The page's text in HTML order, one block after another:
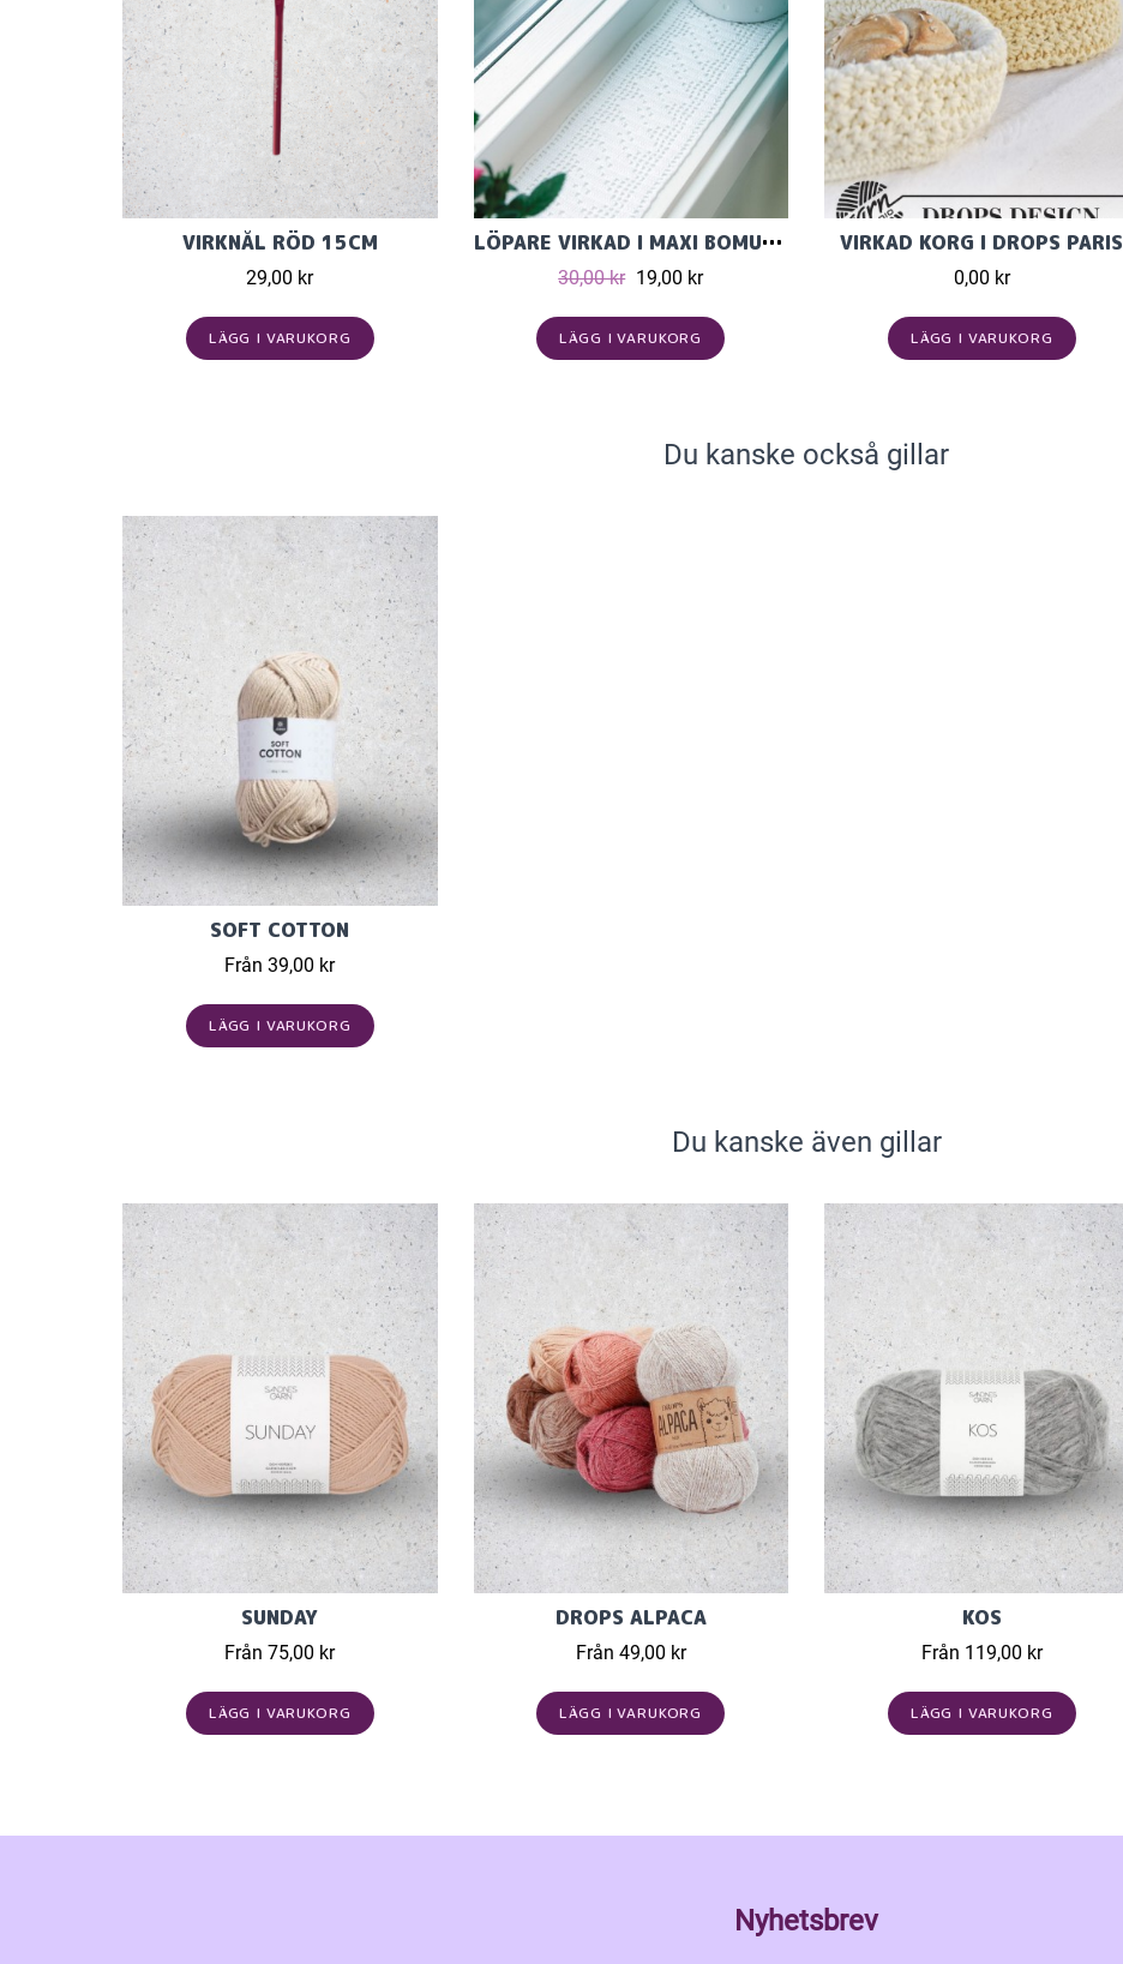
VIRKNÅL RÖD 15CM
29,00 kr
LÄGG I VARUKORG
LÖPARE VIRKAD I MAXI BOMULLSGARN FRÅN SVARTA FÅRET
30,00 kr 19,00 kr
LÄGG I VARUKORG
VIRKAD KORG I DROPS PARIS
0,00 kr
LÄGG I VARUKORG
Du kanske också gillar
SOFT COTTON
Från 39,00 kr
LÄGG I VARUKORG
Du kanske även gillar
SUNDAY
Från 75,00 kr
LÄGG I VARUKORG
DROPS ALPACA
Från 49,00 kr
LÄGG I VARUKORG
KOS
Från 119,00 kr
LÄGG I VARUKORG
Nyhetsbrev